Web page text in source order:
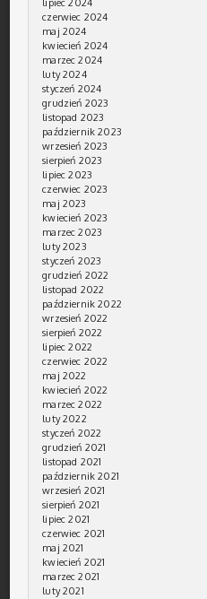
czerwiec 2024
maj 2024
kwiecień 2024
marzec 2024
luty 2024
styczeń 2024
grudzień 2023
listopad 2023
październik 2023
wrzesień 2023
sierpień 2023
lipiec 2023
czerwiec 2023
maj 2023
kwiecień 2023
marzec 2023
luty 2023
styczeń 2023
grudzień 2022
listopad 2022
październik 2022
wrzesień 2022
sierpień 2022
lipiec 2022
czerwiec 2022
maj 2022
kwiecień 2022
marzec 2022
luty 2022
styczeń 2022
grudzień 2021
listopad 2021
październik 2021
wrzesień 2021
sierpień 2021
lipiec 2021
czerwiec 2021
maj 2021
kwiecień 2021
marzec 2021
luty 2021